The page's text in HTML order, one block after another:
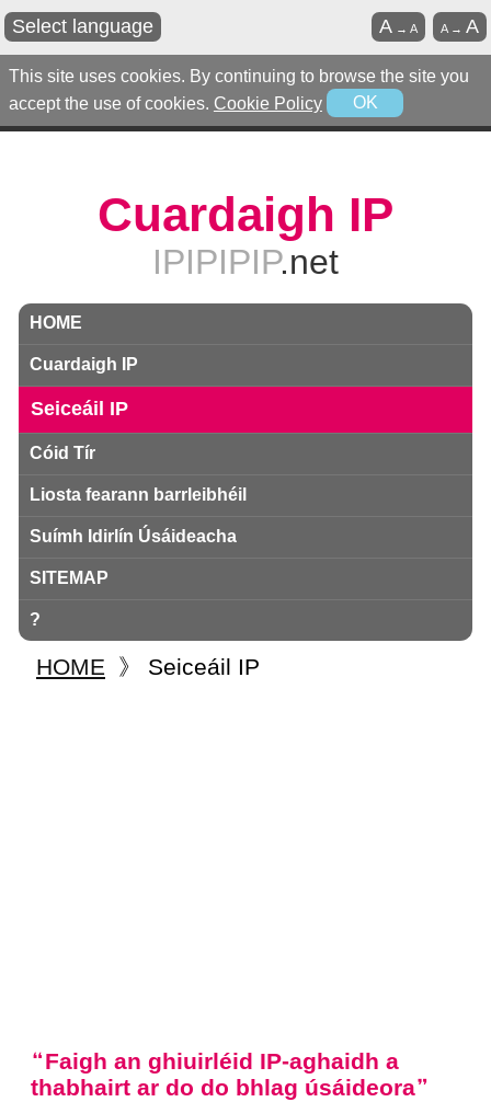
This site uses cookies. By continuing to browse the site you
accept the use of cookies. Cookie Policy OK
Select language A→A
A →A
Cuardaigh IP
IPIPIPIP.net
HOME
Cuardaigh IP
Seiceáil IP
Cóid Tír
Liosta fearann ​​barrleibhéil
Suímh Idirlín Úsáideacha
SITEMAP
?
HOME 》 Seiceáil IP
Faigh an ghiuirléid IP-aghaidh a
thabhairt ar do do bhlag úsáideora